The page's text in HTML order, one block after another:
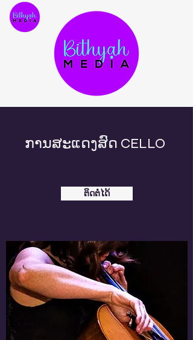
ການສະແດງສົດ CELLO
ຕິດຕໍ່ໄດ້